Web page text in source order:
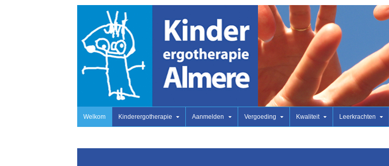
Welkom Kinderergotherapie Aanmelden Vergoeding Kwaliteit Leerkrachten